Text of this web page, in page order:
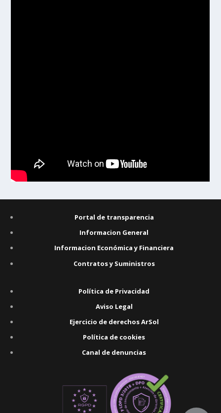
Portal de transparencia
Informacion General
Informacion Económica y Financiera
Contratos y Suministros
Política de Privacidad
Aviso Legal
Ejercicio de derechos ArSol
Política de cookies
Canal de denuncias